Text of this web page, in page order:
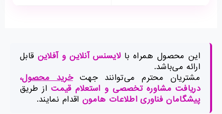
این محصول همراه بالایسنس آنلاین و آفلاین قابل
ارائه می‌باشد.
مشتریان محترم می‌توانند جهتخرید محصول،
دریافت مشاوره تخصصی و استعلام قیمتاز طریق
پیشگامان فناوری اطلاعات هاموناقدام نمایند.